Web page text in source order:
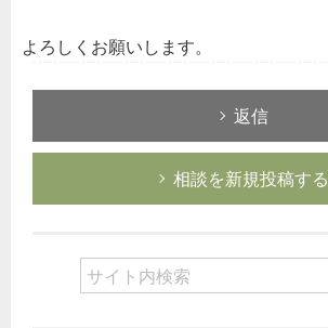
よろしくお願いします。
返信
相談を新規投稿する